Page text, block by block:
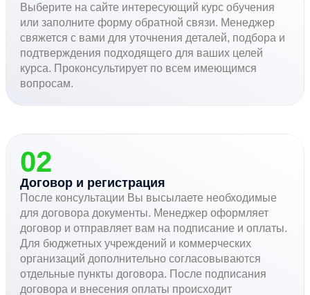
Выберите на сайте интересующий курс обучения
или заполните форму обратной связи. Менеджер
свяжется с вами для уточнения деталей, подбора и
подтверждения подходящего для ваших целей
курса. Проконсультирует по всем имеющимся
вопросам.
02
Договор и регистрация
После консультации Вы высылаете необходимые
для договора документы. Менеджер оформляет
договор и отправляет вам на подписание и оплаты.
Для бюджетных учреждений и коммерческих
организаций дополнительно согласовываются
отдельные пункты договора. После подписания
договора и внесения оплаты происходит